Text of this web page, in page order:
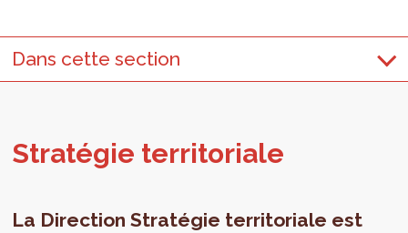
Dans cette section
Stra­té­gie ter­ri­to­riale
La Direction Stratégie territoriale est